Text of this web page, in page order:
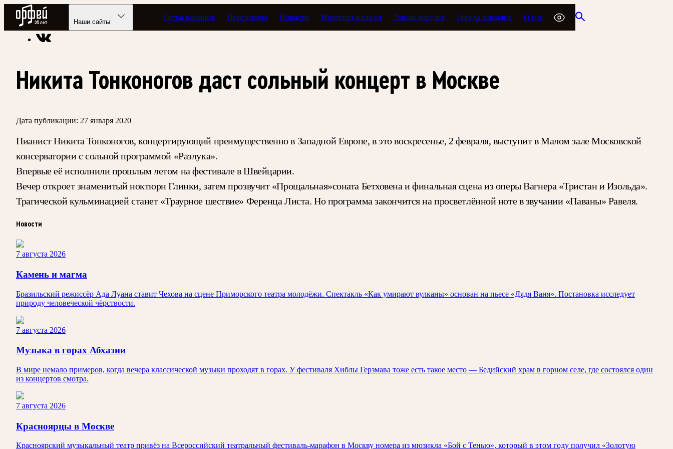
Радио Орфей
Наши сайты
Сетка вещания Программы Новости Интернет-каналы Энциклопедия Города вещания О нас
Радио классической музыки «Орфей» Новости
Никита Тонконогов даст сольный концерт в Москве
Дата публикации: 27 января 2020
Пианист Никита Тонконогов, концертирующий преимущественно в Западной Европе, в это воскресенье, 2 февраля, выступит в Малом зале Московской
консерватории с сольной программой «Разлука».
Впервые её исполнили прошлым летом на фестивале в Швейцарии.
Вечер откроет знаменитый ноктюрн Глинки, затем прозвучит «Прощальная»соната Бетховена и финальная сцена из оперы Вагнера «Тристан и Изольда».
Трагической кульминацией станет «Траурное шествие» Ференца Листа. Но программа закончится на просветлённой ноте в звучании «Паваны» Равеля.
Новости
7 августа 2026
Камень и магма
Бразильский режиссёр Ада Луана ставит Чехова на сцене Приморского театра молодёжи. Спектакль «Как умирают вулканы» основан на пьесе «Дядя Ваня». Постановка исследует
природу человеческой чёрствости.
7 августа 2026
Музыка в горах Абхазии
В мире немало примеров, когда вечера классической музыки проходят в горах. У фестиваля Хиблы Герзмава тоже есть такое место — Бедийский храм в горном селе, где состоялся один
из концертов смотра.
7 августа 2026
Красноярцы в Москве
Красноярский музыкальный театр привёз на Всероссийский театральный фестиваль-марафон в Москву номера из мюзикла «Бой с Тенью», который в этом году получил «Золотую